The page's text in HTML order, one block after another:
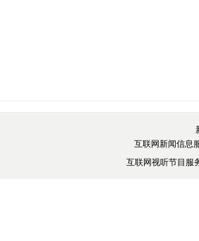
互联网新闻信息
互联网视听节目服